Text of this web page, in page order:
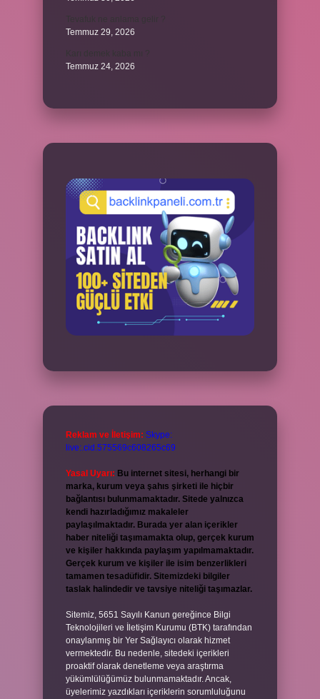
Temmuz 29, 2026
Temmuz 24, 2026
Reklam ve İletişim: Skype:
live:.cid.575569c608265c69
Yasal Uyarı: Bu internet sitesi, herhangi bir
marka, kurum veya şahıs şirketi ile hiçbir
bağlantısı bulunmamaktadır. Sitede yalnızca
kendi hazırladığımız makaleler
paylaşılmaktadır. Burada yer alan içerikler
haber niteliği taşımamakta olup, gerçek kurum
ve kişiler hakkında paylaşım yapılmamaktadır.
Gerçek kurum ve kişiler ile isim benzerlikleri
tamamen tesadüfidir. Sitemizdeki bilgiler
taslak halindedir ve tavsiye niteliği taşımazlar.
Sitemiz, 5651 Sayılı Kanun gereğince Bilgi
Teknolojileri ve İletişim Kurumu (BTK) tarafından
onaylanmış bir Yer Sağlayıcı olarak hizmet
vermektedir. Bu nedenle, sitedeki içerikleri
proaktif olarak denetleme veya araştırma
yükümlülüğümüz bulunmamaktadır. Ancak,
üyelerimiz yazdıkları içeriklerin sorumluluğunu